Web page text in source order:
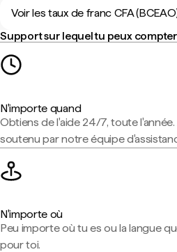
Voir les taux de franc CFA
Support sur lequel tu peux compter
N'importe quand
Obtiens de l'aide 24/7, toute l'année.
soutenu par notre équipe
N'importe où
Peu importe où tu es ou la langue
pour toi.